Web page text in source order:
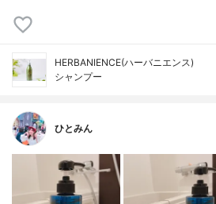
HERBANIENCE(ハーバニエンス)
シャンプー
ひとみん